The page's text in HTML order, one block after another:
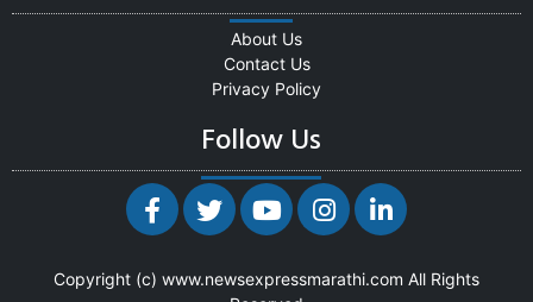
About Us
Contact Us
Privacy Policy
Follow Us
Copyright (c) www.newsexpressmarathi.com All Rights